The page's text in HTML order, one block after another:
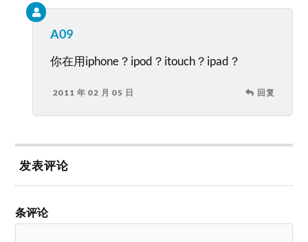
A09
你在用iphone？ipod？itouch？ipad？
2011 年 02 月 05 日 回复
发表评论
条评论